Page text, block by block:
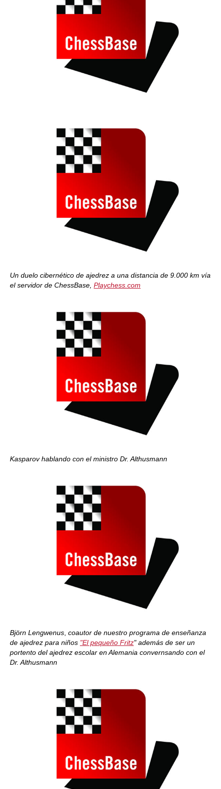
Un duelo cibernético de ajedrez a una distancia de 9.000 km vía
el servidor de ChessBase, Playchess.com
Kasparov hablando con el ministro Dr. Althusmann
Björn Lengwenus coautor de nuestro programa de enseñanza
de ajedrez para niños "El pequeño Fritz" además de ser un
portento del ajedrez escolar en Alemania convernsando con el
Dr. Althusmann